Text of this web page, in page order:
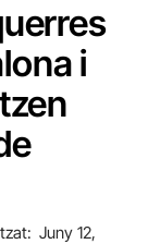
i
Juny 12,